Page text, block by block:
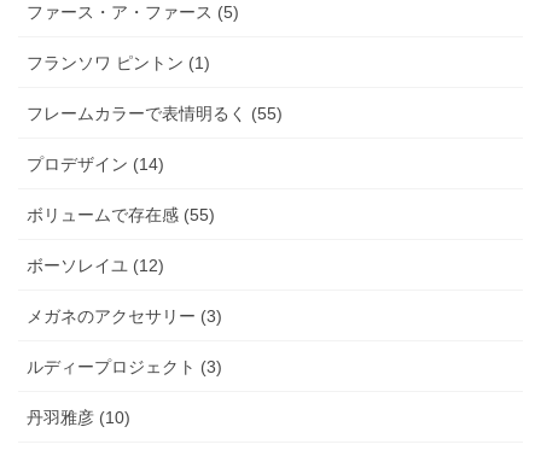
ファース・ア・ファース (5)
フランソワ ピントン (1)
フレームカラーで表情明るく (55)
プロデザイン (14)
ボリュームで存在感 (55)
ボーソレイユ (12)
メガネのアクセサリー (3)
ルディープロジェクト (3)
丹羽雅彦 (10)